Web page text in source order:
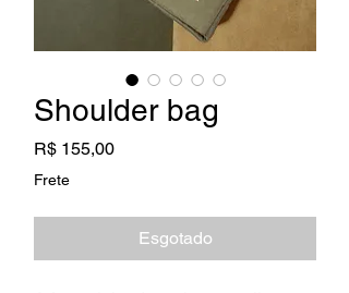
Shoulder bag
R$ 155,00Preço
Frete
Esgotado